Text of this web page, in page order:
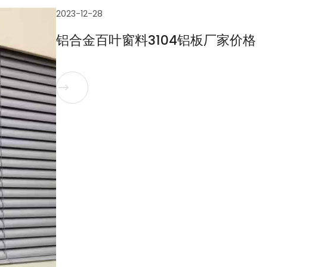
2023-12-28
铝合金百叶窗料3104铝板厂家价格
